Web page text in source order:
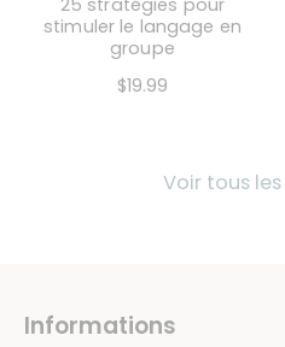
25 stratégies pour
stimuler le langage en
groupe
$19.99
Voir tous
Informations